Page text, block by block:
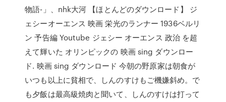
物語-」、nhk大河 【ほとんどのダウンロード】 ジ
ェシーオーエンス 映画 栄光のランナー 1936ベルリ
ン 予告編 Youtube ジェシー オーエンス 政治 を超
えて輝いた オリンピックの 映画 sing ダウンロー
ド. 映画 sing ダウンロード 今朝の野原家は朝食が
いつも以上に貧相で、しんのすけもご機嫌斜め。で
も夕飯は最高級焼肉と聞いて、しんのすけは打って